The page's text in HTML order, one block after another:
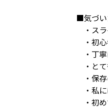
■気づ
・スラ
・初心
・丁寧
・とて
・保存
・私に
・初め